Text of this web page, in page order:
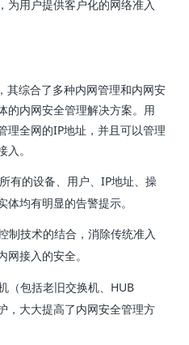
为用户提供客户化的网络准入
其综合了多种内网管理和内网安
的内网安全管理解决方案。用
理全网的IP地址，并且可以管理
。
有的设备、用户、IP地址、操
体均有明显的告警提示。
制技术的结合，消除传统准入
接入的安全。
（包括老旧交换机、HUB
，大大提高了内网安全管理方